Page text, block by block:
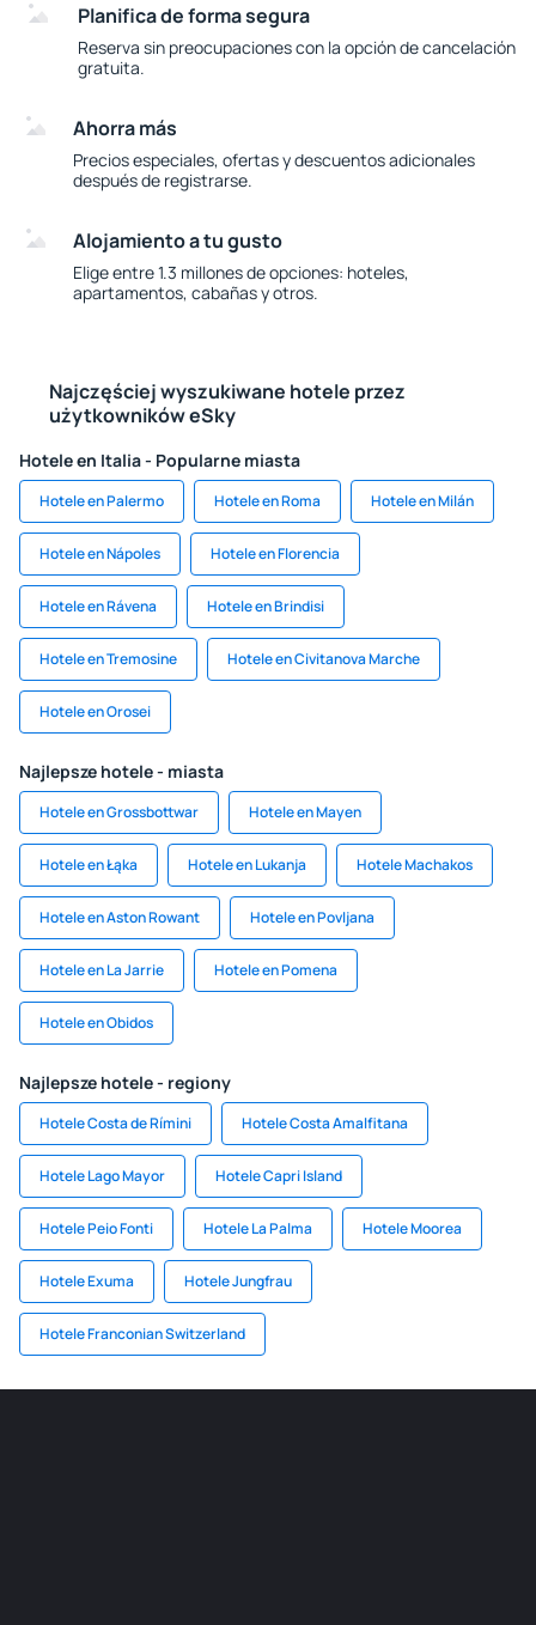
Planifica de forma segura
Reserva sin preocupaciones con la opción de cancelación
gratuita.
Ahorra más
Precios especiales, ofertas y descuentos adicionales
después de registrarse.
Alojamiento a tu gusto
Elige entre 1.3 millones de opciones: hoteles,
apartamentos, cabañas y otros.
Najczęściej wyszukiwane hotele przez
użytkowników eSky
Hotele en Italia - Popularne miasta
Hotele en Palermo Hotele en Roma Hotele en Milán
Hotele en Nápoles Hotele en Florencia
Hotele en Rávena Hotele en Brindisi
Hotele en Tremosine Hotele en Civitanova Marche
Hotele en Orosei
Najlepsze hotele - miasta
Hotele en Grossbottwar Hotele en Mayen
Hotele en Łąka Hotele en Lukanja Hotele Machakos
Hotele en Aston Rowant Hotele en Povljana
Hotele en La Jarrie Hotele en Pomena
Hotele en Obidos
Najlepsze hotele - regiony
Hotele Costa de Rímini Hotele Costa Amalfitana
Hotele Lago Mayor Hotele Capri Island
Hotele Peio Fonti Hotele La Palma Hotele Moorea
Hotele Exuma Hotele Jungfrau
Hotele Franconian Switzerland